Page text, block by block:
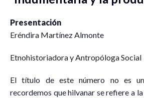
Presentación
Eréndira Martínez Almonte
Etnohistoriadora y Antropóloga Social
El título de este número no es
recordemos que hilvanar se refiere a